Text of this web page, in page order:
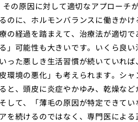
の原因に対して適切なアプローチ
に、ホルモンバランスに働きか
経過を踏まえて、治療法が適切で
」可能性も大きいです。いくら良
った悪しき生活習慣が続いていれ
環境の悪化」も考えられます。シ
と、頭皮に炎症やかゆみ、乾燥な
して、「薄毛の原因が特定できて
を続けるのではなく、専門医によ